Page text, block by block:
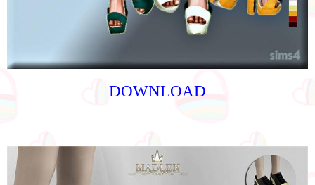
DOWNLOAD